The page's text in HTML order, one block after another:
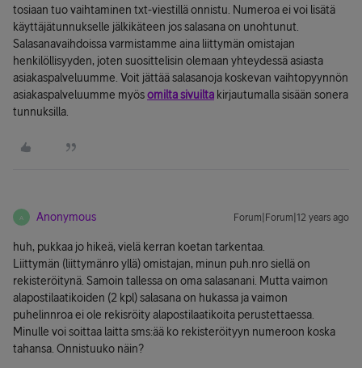
tosiaan tuo vaihtaminen txt-viestillä onnistu. Numeroa ei voi lisätä
käyttäjätunnukselle jälkikäteen jos salasana on unohtunut.
Salasanavaihdoissa varmistamme aina liittymän omistajan
henkilöllisyyden, joten suosittelisin olemaan yhteydessä asiasta
asiakaspalveluumme. Voit jättää salasanoja koskevan vaihtopyynnön
asiakaspalveluumme myösomilta sivuilta kirjautumalla sisään sonera
tunnuksilla.
A Anonymous Forum|Forum|12 years ago
huh, pukkaa jo hikeä, vielä kerran koetan tarkentaa.
Liittymän (liittymänro yllä) omistajan, minun puh.nro siellä on
rekisteröitynä. Samoin tallessa on oma salasanani. Mutta vaimon
alapostilaatikoiden (2 kpl) salasana on hukassa ja vaimon
puhelinnroa ei ole rekisröity alapostilaatikoita perustettaessa.
Minulle voi soittaa laitta sms:ää ko rekisteröityyn numeroon koska
tahansa. Onnistuuko näin?